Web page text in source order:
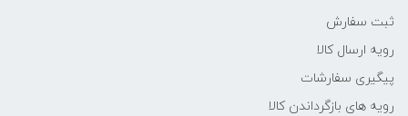
ثبت سفارش
رویه ارسال کالا
پیگیری سفارشات
رویه های بازگرداندن کالا